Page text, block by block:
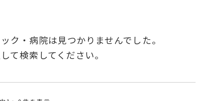
ク・病院は見つかりませんでした。
て検索してください。